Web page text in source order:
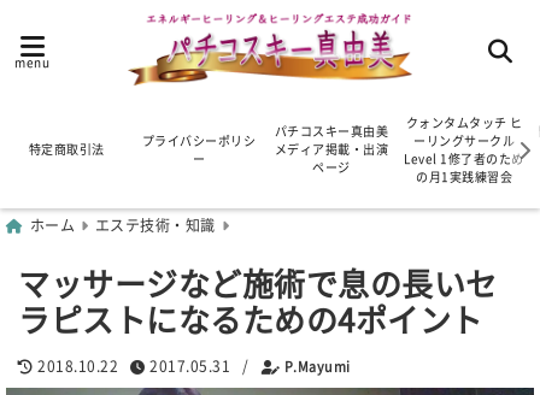
menu
特定商取引法
プライバシーポリシ
ー
パチコスキー真由美
メディア掲載・出演
ページ
クォンタムタッチ ヒ
ーリングサークル
Level 1修了者のため
の月1実践練習会
ホーム エステ技術・知識
マッサージなど施術で息の長いセ
ラピストになるための4ポイント
2018.10.22 2017.05.31 / P.Mayumi